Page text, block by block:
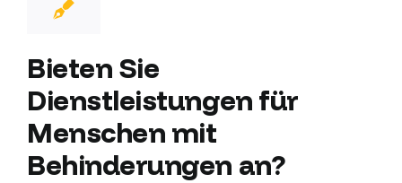
Bieten Sie
Dienstleistungen für
Menschen mit
Behinderungen an?